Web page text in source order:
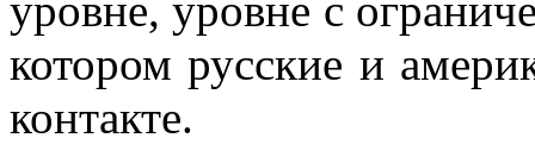
уровне, уровне с
котором русские и
контакте.